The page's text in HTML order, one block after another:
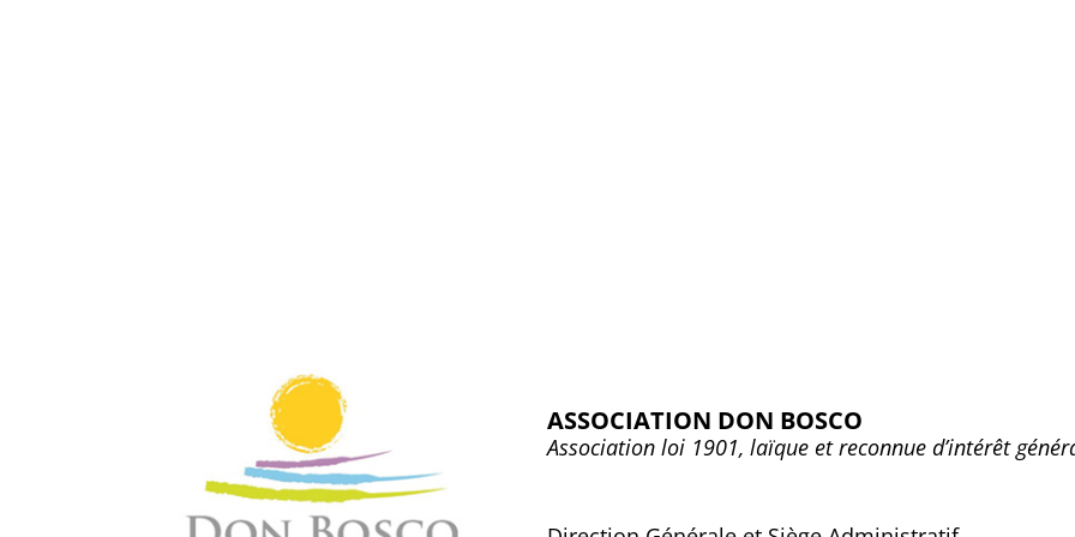
ASSOCIATION DON BOSCO
Association loi 1901, laïque et reconnue d’intérêt